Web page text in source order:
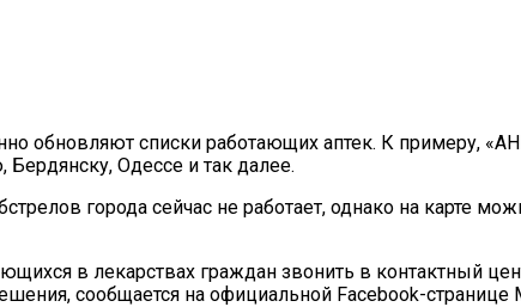
обновляют списки работающих аптек. К примеру,
Одессе и так далее.
города сейчас не работает, однако на карте
в лекарствах граждан звонить в контактный
сообщается на официальной Facebook-странице